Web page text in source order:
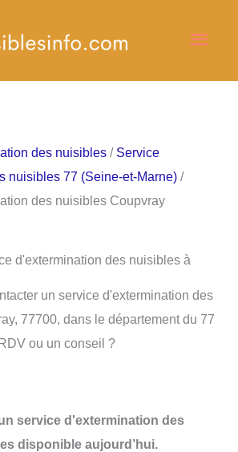
des nuisibles / Service
nuisibles 77 (Seine-et-Marne) /
des nuisibles Coupvray
d'extermination des nuisibles à
un service d'extermination des
77700, dans le département du 77
ou un conseil ?
service d'extermination des
disponible aujourd’hui.